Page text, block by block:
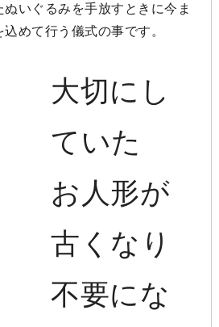
いぐるみを手放すときに今ま
めて行う儀式の事です。
大切にし
ていた
お人形が
古くなり
不要にな